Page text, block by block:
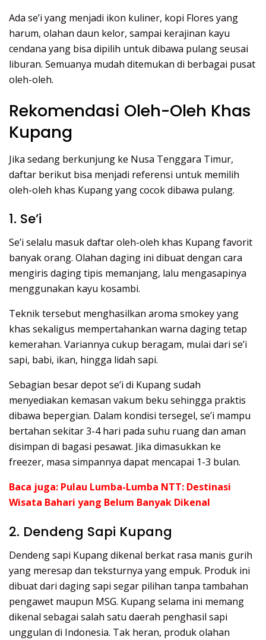
Ada se’i yang menjadi ikon kuliner, kopi Flores yang
harum, olahan daun kelor, sampai kerajinan kayu
cendana yang bisa dipilih untuk dibawa pulang seusai
liburan. Semuanya mudah ditemukan di berbagai pusat
oleh-oleh.
Rekomendasi Oleh-Oleh Khas
Kupang
Jika sedang berkunjung ke Nusa Tenggara Timur,
daftar berikut bisa menjadi referensi untuk memilih
oleh-oleh khas Kupang yang cocok dibawa pulang.
1. Se’i
Se’i selalu masuk daftar oleh-oleh khas Kupang favorit
banyak orang. Olahan daging ini dibuat dengan cara
mengiris daging tipis memanjang, lalu mengasapinya
menggunakan kayu kosambi.
Teknik tersebut menghasilkan aroma smokey yang
khas sekaligus mempertahankan warna daging tetap
kemerahan. Variannya cukup beragam, mulai dari se’i
sapi, babi, ikan, hingga lidah sapi.
Sebagian besar depot se’i di Kupang sudah
menyediakan kemasan vakum beku sehingga praktis
dibawa bepergian. Dalam kondisi tersegel, se’i mampu
bertahan sekitar 3-4 hari pada suhu ruang dan aman
disimpan di bagasi pesawat. Jika dimasukkan ke
freezer, masa simpannya dapat mencapai 1-3 bulan.
Baca juga: Pulau Lumba-Lumba NTT: Destinasi
Wisata Bahari yang Belum Banyak Dikenal
2. Dendeng Sapi Kupang
Dendeng sapi Kupang dikenal berkat rasa manis gurih
yang meresap dan teksturnya yang empuk. Produk ini
dibuat dari daging sapi segar pilihan tanpa tambahan
pengawet maupun MSG. Kupang selama ini memang
dikenal sebagai salah satu daerah penghasil sapi
unggulan di Indonesia. Tak heran, produk olahan